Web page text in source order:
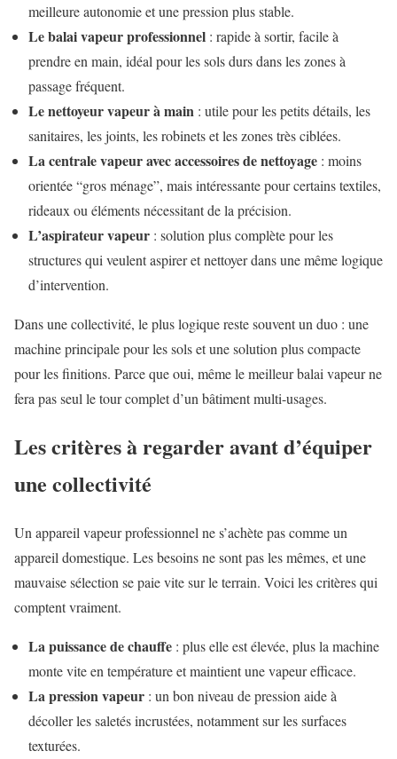
meilleure autonomie et une pression plus stable.
Le balai vapeur professionnel : rapide à sortir, facile à
prendre en main, idéal pour les sols durs dans les zones à
passage fréquent.
Le nettoyeur vapeur à main : utile pour les petits détails, les
sanitaires, les joints, les robinets et les zones très ciblées.
La centrale vapeur avec accessoires de nettoyage : moins
orientée “gros ménage”, mais intéressante pour certains textiles,
rideaux ou éléments nécessitant de la précision.
L’aspirateur vapeur : solution plus complète pour les
structures qui veulent aspirer et nettoyer dans une même logique
d’intervention.
Dans une collectivité, le plus logique reste souvent un duo : une
machine principale pour les sols et une solution plus compacte
pour les finitions. Parce que oui, même le meilleur balai vapeur ne
fera pas seul le tour complet d’un bâtiment multi-usages.
Les critères à regarder avant d’équiper
une collectivité
Un appareil vapeur professionnel ne s’achète pas comme un
appareil domestique. Les besoins ne sont pas les mêmes, et une
mauvaise sélection se paie vite sur le terrain. Voici les critères qui
comptent vraiment.
La puissance de chauffe : plus elle est élevée, plus la machine
monte vite en température et maintient une vapeur efficace.
La pression vapeur : un bon niveau de pression aide à
décoller les saletés incrustées, notamment sur les surfaces
texturées.